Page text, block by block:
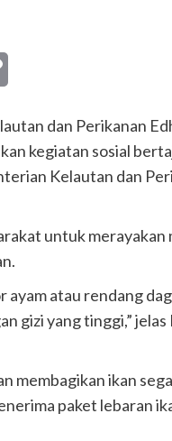
dan Perikanan
kegiatan sosial
Kelautan dan
untuk merayakan
atau rendang
gizi yang tinggi,”
membagikan ikan
paket lebaran